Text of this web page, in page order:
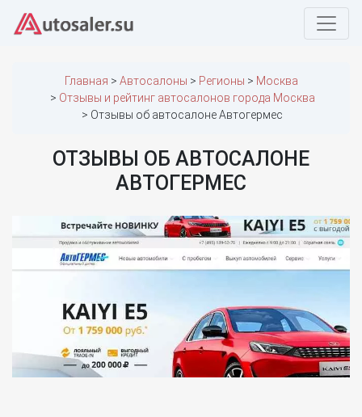
Главная Автосалоны Регионы
Москва
Отзывы и рейтинг автосалонов города Москва
Отзывы об автосалоне Автогермес
ОТЗЫВЫ ОБ АВТОСАЛОНЕ
АВТОГЕРМЕС